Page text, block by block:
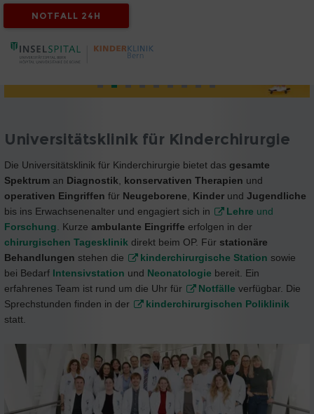
NOTFALL 24H
Universitätsklinik für Kinderchirurgie
Die Universitätsklinik für Kinderchirurgie bietet das gesamte
Spektrum an Diagnostik konservativen Therapien und
operativen Eingriffen für Neugeborene Kinder und Jugendliche
bis ins Erwachsenenalter und engagiert sich in
Lehre und
Forschung . Kurze ambulante Eingriffe erfolgen in der
chirurgischen Tagesklinik direkt beim OP. Für stationäre
Behandlungen stehen die kinderchirurgische Station sowie
bei Bedarf Intensivstation und Neonatologie bereit. Ein
erfahrenes Team ist rund um die Uhr für
Notfälle verfügbar. Die
Sprechstunden finden in der
kinderchirurgischen Poliklinik
statt.